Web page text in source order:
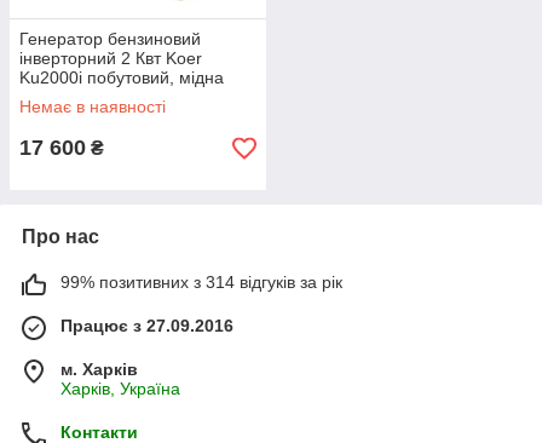
Генератор бензиновий
інверторний 2 Квт Koer
Ku2000i побутовий, мідна
обмотка
Немає в наявності
17 600 ₴
Про нас
99% позитивних з 314 відгуків за рік
Працює з 27.09.2016
м. Харків
Харків, Україна
Контакти